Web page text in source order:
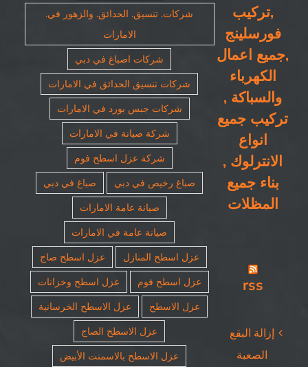
,تركيب
فورسلينج
,جميع اعمال
الكهرباء
والسباكة ,
تركيب جميع
انواع
الانترلوك ,
بناء جميع
المظلات
rss
إزالة البقع
الصعبة
شركات. تنسيق. الحدائق. والزهور في.
الامارات
شركات اصباغ في دبي
شركات تنسيق الحدائق في الامارات
شركات جبس بورد في الامارات
شركة صيانة في الامارات
شركة عزل اسطح فوم
صباغ رخيص في دبي
صباغ في دبي
صيانة عامة الامارات
صيانة عامة في الامارات
عزل اسطح المنازل
عزل اسطح صاج
عزل اسطح فوم
عزل اسطح وخزانات
عزل الاسطح
عزل الاسطح الخرسانية
عزل الاسطح الصاج
عزل الاسطح بالاسمنت الأبيض